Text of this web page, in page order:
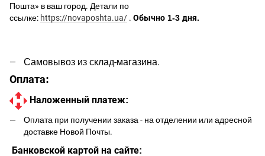
Пошта» в ваш город. Детали по
ссылке: https://novaposhta.ua/ . Обычно 1-3 дня.
Самовывоз из склад-магазина.
Оплата:
Наложенный платеж:
Оплата при получении заказа - на отделении или адресной
доставке Новой Почты.
Банковской картой на сайте: